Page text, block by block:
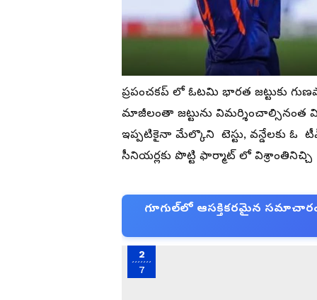
ప్రపంచకప్ లో ఓటమి భారత జట్టుకు
మాజీలంతా జట్టును విమర్శించాల్సినంత
ఇప్పటికైనా మేల్కొని టెస్టు, వన్డేలకు ఓ
సీనియర్లకు పొట్టి ఫార్మాట్ లో
గూగుల్‌లో ఆసక్తికరమైన
2
7